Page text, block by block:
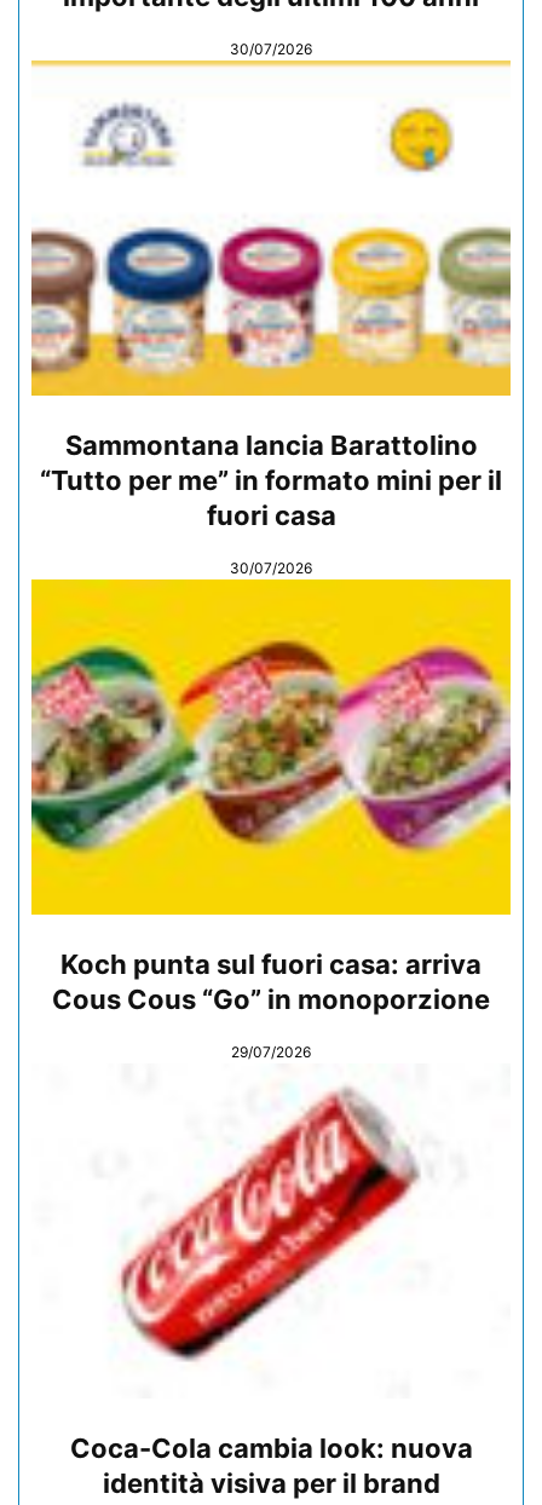
30/07/2026
Sammontana lancia Barattolino
“Tutto per me” in formato mini per il
fuori casa
30/07/2026
Koch punta sul fuori casa: arriva
Cous Cous “Go” in monoporzione
29/07/2026
Coca-Cola cambia look: nuova
identità visiva per il brand